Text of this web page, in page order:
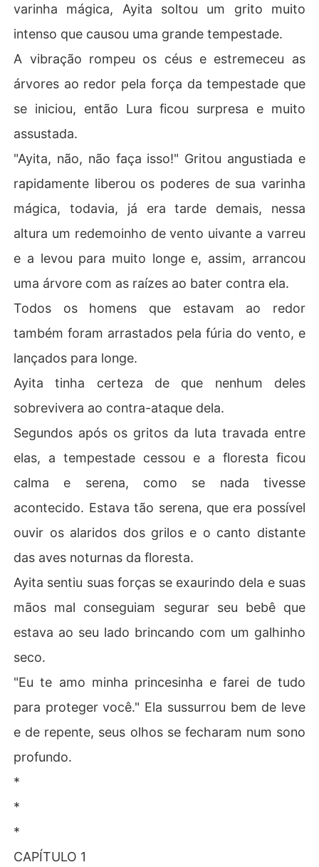
varinha mágica, Ayita soltou um grito muito
intenso que causou uma grande tempestade.
A vibração rompeu os céus e estremeceu as
árvores ao redor pela força da tempestade que
se iniciou, então Lura ficou surpresa e muito
assustada.
"Ayita, não, não faça isso!" Gritou angustiada e
rapidamente liberou os poderes de sua varinha
mágica, todavia, já era tarde demais, nessa
altura um redemoinho de vento uivante a varreu
e a levou para muito longe e, assim, arrancou
uma árvore com as raízes ao bater contra ela.
Todos os homens que estavam ao redor
também foram arrastados pela fúria do vento, e
lançados para longe.
Ayita tinha certeza de que nenhum deles
sobrevivera ao contra-ataque dela.
Segundos após os gritos da luta travada entre
elas, a tempestade cessou e a floresta ficou
calma e serena, como se nada tivesse
acontecido. Estava tão serena, que era possível
ouvir os alaridos dos grilos e o canto distante
das aves noturnas da floresta.
Ayita sentiu suas forças se exaurindo dela e suas
mãos mal conseguiam segurar seu bebê que
estava ao seu lado brincando com um galhinho
seco.
"Eu te amo minha princesinha e farei de tudo
para proteger você." Ela sussurrou bem de leve
e de repente, seus olhos se fecharam num sono
profundo.
*
*
*
CAPÍTULO 1